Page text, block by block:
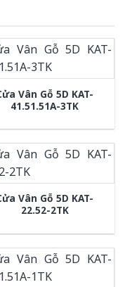
Vân Gỗ 5D KAT-
41.51.51A-3TK
Vân Gỗ 5D KAT-
22.52-2TK